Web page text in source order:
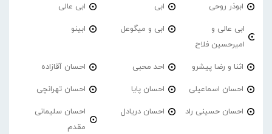
ابوذر روحی ابی ابی عالی
ابی عالی و
امیرحسین فلاح
ابی و میگوعل ابینو
اثنا و رضا پیشرو احد محبی احسان آقازاده
احسان اسماعیلی احسان پایا احسان تهرانچی
احسان حسینی راد احسان دریادل
احسان سلیمانی
مقدم